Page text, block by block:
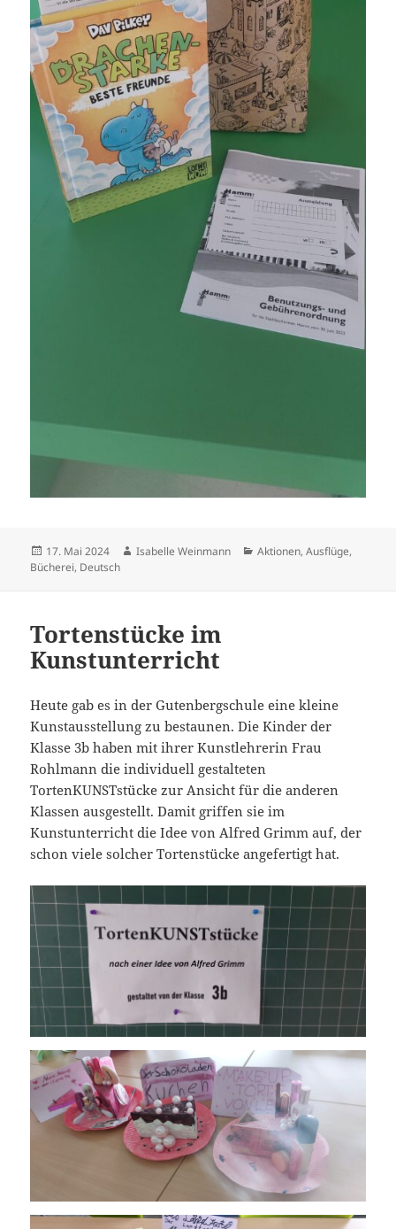
Veröffentlicht
am
17. Mai 2024 Autor
Isabelle Weinmann Kategorien
Aktionen,Ausflüge,
Bücherei, Deutsch
Tortenstücke im
Kunstunterricht
Heute gab es in der Gutenbergschule eine kleine
Kunstausstellung zu bestaunen. Die Kinder der
Klasse 3b haben mit ihrer Kunstlehrerin Frau
Rohlmann die individuell gestalteten
TortenKUNSTstücke zur Ansicht für die anderen
Klassen ausgestellt. Damit griffen sie im
Kunstunterricht die Idee von Alfred Grimm auf, der
schon viele solcher Tortenstücke angefertigt hat.